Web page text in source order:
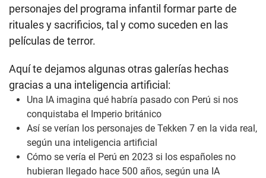
personajes del programa infantil formar parte de
rituales y sacrificios, tal y como suceden en las
películas de terror.
Aquí te dejamos algunas otras galerías hechas
gracias a una inteligencia artificial:
Una IA imagina qué habría pasado con Perú si nos
conquistaba el Imperio británico
Así se verían los personajes de Tekken 7 en la vida real,
según una inteligencia artificial
Cómo se vería el Perú en 2023 si los españoles no
hubieran llegado hace 500 años, según una IA